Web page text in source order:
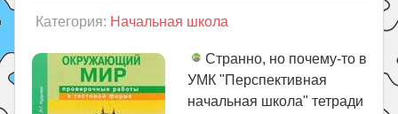
Категория: Начальная школа
Странно, но почему-то в
УМК "Перспективная
начальная школа" тетради